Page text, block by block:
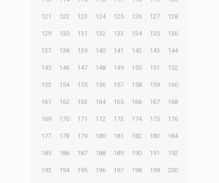
121 122 123 124 125 126 127 128
129 130 131 132 133 134 135 136
137 138 139 140 141 142 143 144
145 146 147 148 149 150 151 152
153 154 155 156 157 158 159 160
161 162 163 164 165 166 167 168
169 170 171 172 173 174 175 176
177 178 179 180 181 182 183 184
185 186 187 188 189 190 191 192
193 194 195 196 197 198 199 200